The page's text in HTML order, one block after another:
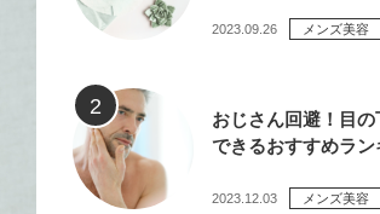
2023.09.26 メンズ美容
おじさん回避！目
できるおすすめラン
2023.12.03 メンズ美容